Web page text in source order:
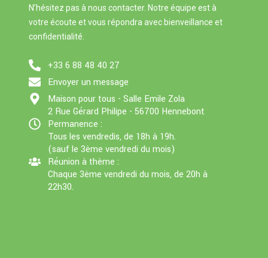
N’hésitez pas à nous contacter. Notre équipe est à
votre écoute et vous répondra avec bienveillance et
confidentialité.
+33 6 88 48 40 27
Envoyer un message
Maison pour tous - Salle Emile Zola
2 Rue Gérard Philipe - 56700 Hennebont
Permanence :
Tous les vendredis, de 18h à 19h.
(sauf le 3ème vendredi du mois)
Réunion à thème :
Chaque 3ème vendredi du mois, de 20h à
22h30.